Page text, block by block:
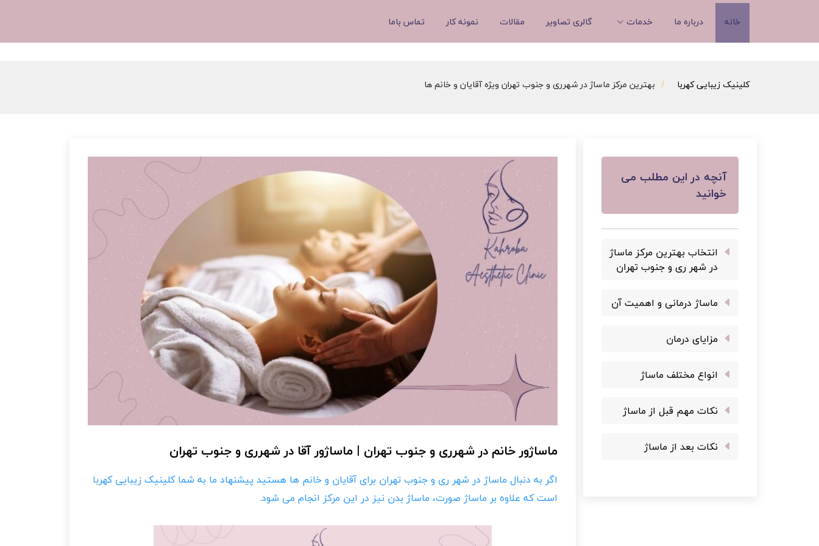
خانه درباره ما خدمات گالری تصاویر مقالات نمونه کار تماس باما
کلینیک زیبایی کهربا بهترین مرکز ماساژ در شهرری و جنوب تهران ویژه آقایان و خانم ها
ماساژور خانم در شهرری و جنوب تهران | ماساژور آقا در شهرری و جنوب تهران
اگر به دنبال ماساژ در شهر ری و جنوب تهران برای آقایان و خانم ها هستید پیشنهاد ما به شما کلینیک زیبایی کهربا
است که علاوه بر ماساژ صورت، ماساژ بدن نیز در این مرکز انجام می شود.
آنچه در این مطلب می
خوانید
انتخاب بهترین مرکز ماساژ
در شهر ری و جنوب تهران
ماساژ درمانی و اهمیت آن
مزایای درمان
انواع مختلف ماساژ
نکات مهم قبل از ماساژ
نکات بعد از ماساژ